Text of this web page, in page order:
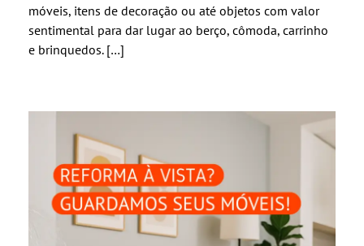
móveis, itens de decoração ou até objetos com valor
sentimental para dar lugar ao berço, cômoda, carrinho
e brinquedos. […]